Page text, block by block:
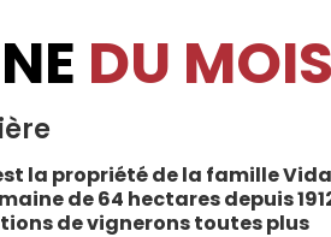
DU MOIS
la propriété de la famille
de 64 hectares depuis
de vignerons toutes plus